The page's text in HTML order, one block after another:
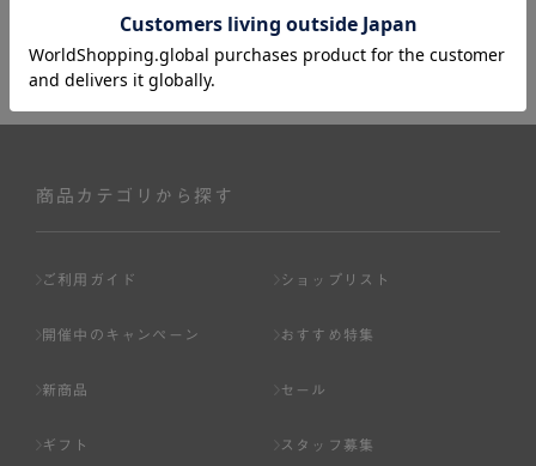
商品カテゴリから探す
ご利用ガイド ショップリスト
開催中のキャンペーン おすすめ特集
新商品 セール
ギフト スタッフ募集